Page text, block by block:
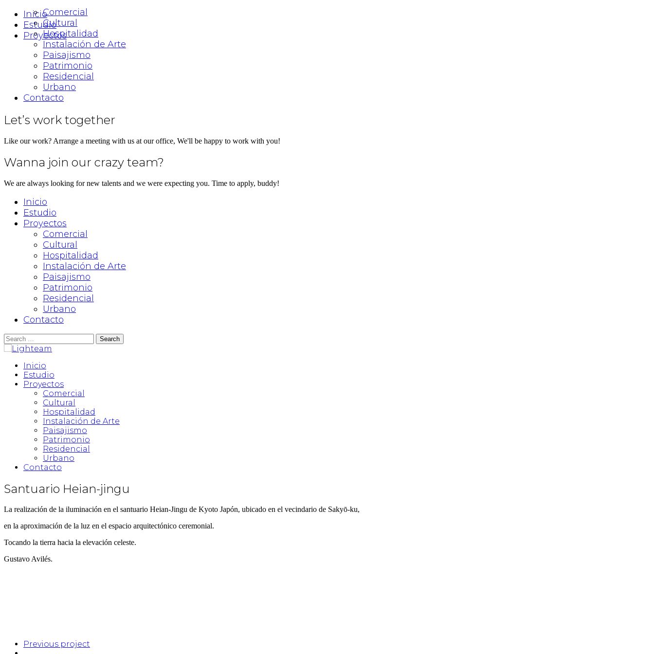
Inicio
Estudio
Proyectos
Comercial
Cultural
Hospitalidad
Instalación de Arte
Paisajismo
Patrimonio
Residencial
Urbano
Contacto
Let’s work together
Like our work? Arrange a meeting with us at our office, We'll be happy to work with you!
Wanna join our crazy team?
We are always looking for new talents and we were expecting you. Time to apply, buddy!
Inicio
Estudio
Proyectos
Comercial
Cultural
Hospitalidad
Instalación de Arte
Paisajismo
Patrimonio
Residencial
Urbano
Contacto
Search
for:
Inicio
Estudio
Proyectos
Comercial
Cultural
Hospitalidad
Instalación de Arte
Paisajismo
Patrimonio
Residencial
Urbano
Contacto
Santuario Heian-jingu
La realización de la iluminación en el santuario Heian-Jingu de Kyoto Japón, ubicado en el vecindario de Sakyō-ku,
en la aproximación de la luz en el espacio arquitectónico ceremonial.
Tocando la tierra hacia la elevación celeste.
Gustavo Avilés.
Previous project